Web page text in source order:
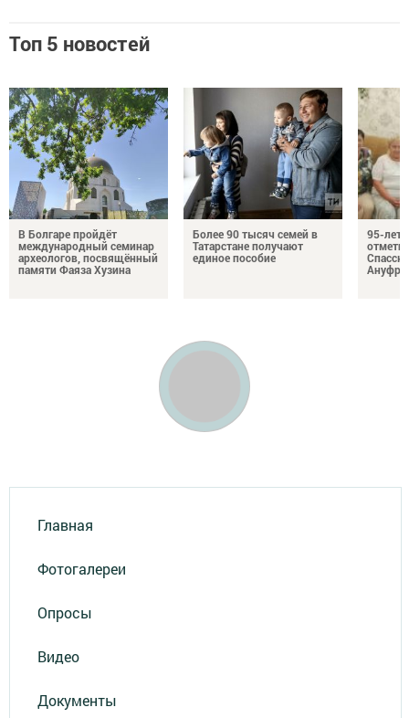
Топ 5 новостей
В Болгаре пройдёт
международный семинар
археологов, посвящённый
памяти Фаяза Хузина
Более 90 тысяч семей в
Татарстане получают
единое пособие
95-
Главная
Фотогалереи
Опросы
Видео
Документы